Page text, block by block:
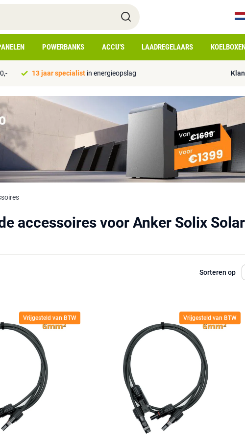
POWERBANKS ACCU'S LAADREGELAARS
13 jaar specialist in energieopslag
accessoires voor Anker Solix
Sorteren op
Vrijgesteld van BTW Vrijgesteld van BTW